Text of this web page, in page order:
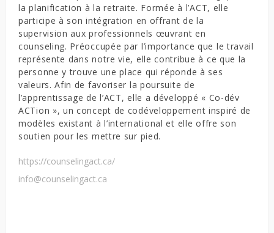
la planification à la retraite. Formée à l’ACT, elle
participe à son intégration en offrant de la
supervision aux professionnels œuvrant en
counseling. Préoccupée par l’importance que le travail
représente dans notre vie, elle contribue à ce que la
personne y trouve une place qui réponde à ses
valeurs. Afin de favoriser la poursuite de
l’apprentissage de l’ACT, elle a développé « Co-dév
ACTion », un concept de codéveloppement inspiré de
modèles existant à l’international et elle offre son
soutien pour les mettre sur pied.
https://counselingact.ca/
info@counselingact.ca